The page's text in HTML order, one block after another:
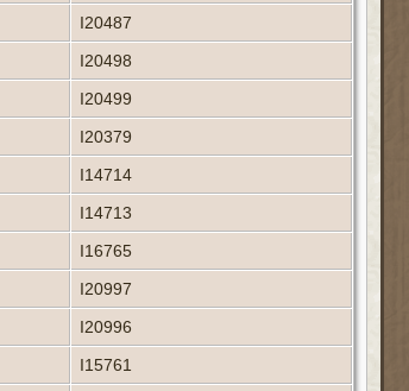
I20487
I20498
I20499
I20379
I14714
I14713
I16765
I20997
I20996
I15761